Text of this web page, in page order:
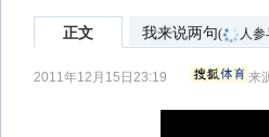
正文 我来说两句( 人参
2011年12月15日23:19 来